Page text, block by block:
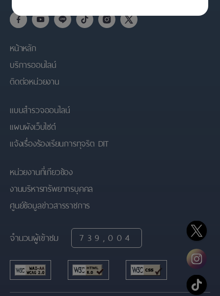
หน้าหลัก
บริการออนไลน์
ติดต่อหน่วยงาน
แบบสำรวจออนไลน์
แผนผังเว็บไซต์
แจ้งเรื่องร้องเรียนการทุจริต DIT
หน่วยงานที่เกียวข้อง
งานบริหารทรัพยากรบุคคล
ศูนย์ข้อมูลข่าวสารราชการ
จำนวนผู้เข้าชม 739,004